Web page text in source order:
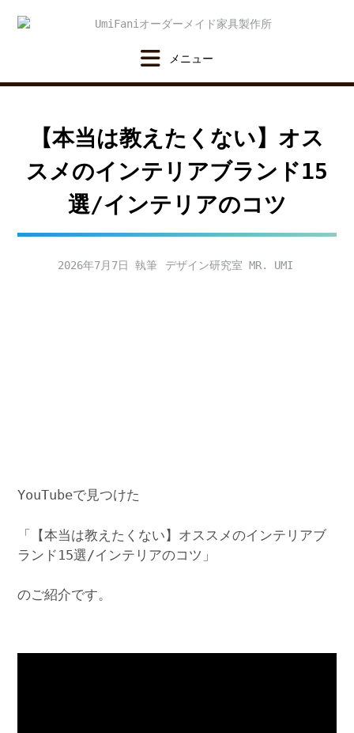
【本当は教えたくない】オス
スメのインテリアブランド15
選/インテリアのコツ
2026年7月7日 デザイン研究室 MR. UMI
YouTubeで見つけた
「【本当は教えたくない】オススメのインテリアブ
ランド15選/インテリアのコツ」
のご紹介です。